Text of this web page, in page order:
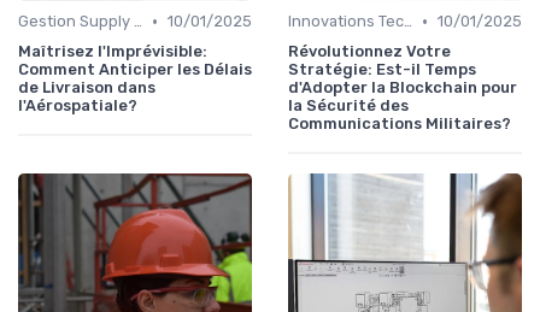
Gestion Supply Chain • 10/01/2025
Maîtrisez l'Imprévisible:
Comment Anticiper les Délais
de Livraison dans
l'Aérospatiale?
Innovations Technologiques • 10/01/2025
Révolutionnez Votre
Stratégie: Est-il Temps
d'Adopter la Blockchain pour
la Sécurité des
Communications Militaires?